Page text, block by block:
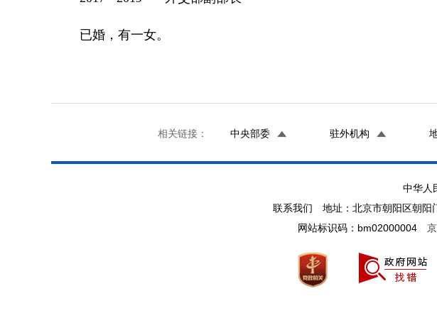
已婚，有一女。
相关链接： 中央部委 驻外机构
中华人
联系我们 地址：北京市朝阳区朝
网站标识码：bm02000004